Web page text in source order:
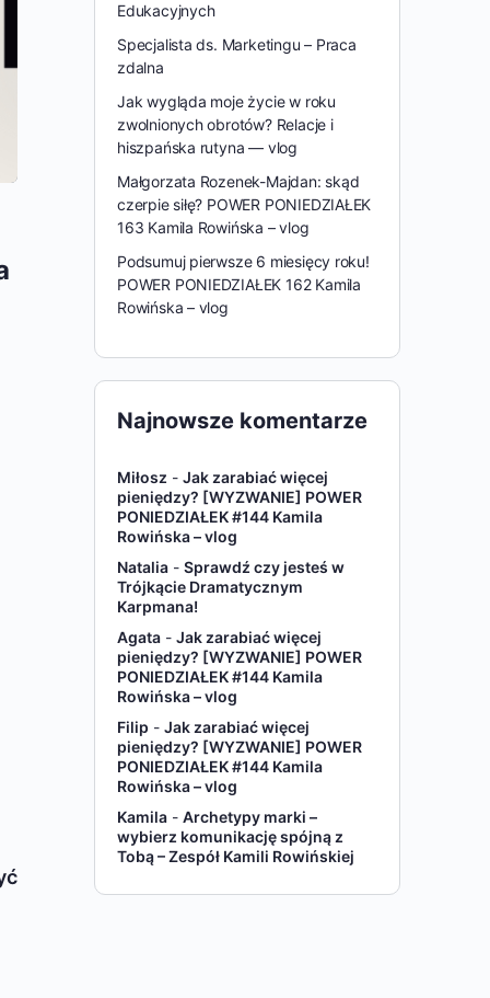
Edukacyjnych
Specjalista ds. Marketingu – Praca
zdalna
Jak wygląda moje życie w roku
zwolnionych obrotów? Relacje i
hiszpańska rutyna — vlog
Małgorzata Rozenek-Majdan: skąd
czerpie siłę? POWER PONIEDZIAŁEK
163 Kamila Rowińska – vlog
Podsumuj pierwsze 6 miesięcy roku!
POWER PONIEDZIAŁEK 162 Kamila
Rowińska – vlog
Najnowsze komentarze
Miłosz - Jak zarabiać więcej
pieniędzy? [WYZWANIE] POWER
PONIEDZIAŁEK #144 Kamila
Rowińska – vlog
Natalia - Sprawdź czy jesteś w
Trójkącie Dramatycznym
Karpmana!
Agata - Jak zarabiać więcej
pieniędzy? [WYZWANIE] POWER
PONIEDZIAŁEK #144 Kamila
Rowińska – vlog
Filip - Jak zarabiać więcej
pieniędzy? [WYZWANIE] POWER
PONIEDZIAŁEK #144 Kamila
Rowińska – vlog
Kamila - Archetypy marki –
wybierz komunikację spójną z
Tobą – Zespół Kamili Rowińskiej